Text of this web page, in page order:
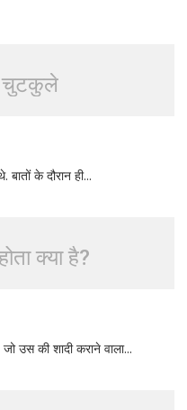
चुटकुले
के दौरान ही...
क्या है?
उस की शादी कराने वाला...